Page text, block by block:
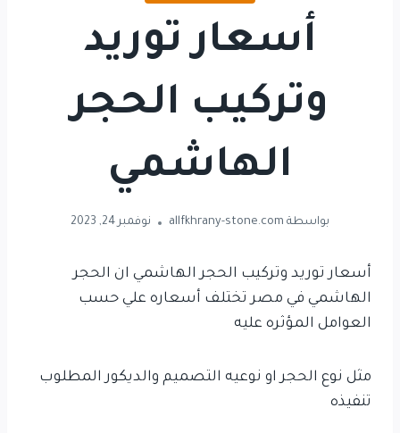
أسعار توريد
وتركيب الحجر
الهاشمي
بواسطة allfkhrany-stone.com نوفمبر 24, 2023
أسعار توريد وتركيب الحجر الهاشمي ان الحجر
الهاشمي في مصر تختلف أسعاره علي حسب
العوامل المؤثره عليه
مثل نوع الحجر او نوعيه التصميم والديكور المطلوب
تنفيذه